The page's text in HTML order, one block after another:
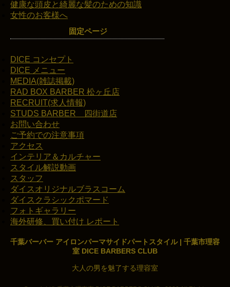
健康な頭皮と綺麗な髪のための知識
女性のお客様へ
固定ページ
DICE コンセプト
DICE メニュー
MEDIA(雑誌掲載)
RAD BOX BARBER 松ヶ丘店
RECRUIT(求人情報)
STUDS BARBER 四街道店
お問い合わせ
ご予約での注意事項
アクセス
インテリア＆カルチャー
スタイル解説動画
スタッフ
ダイスオリジナルブラスコーム
ダイスクラシックポマード
フォトギャラリー
海外研修、買い付け レポート
千葉バーバー アイロンパーマサイドパートスタイル | 千葉市理容
室 DICE BARBERS CLUB
大人の男を魅了する理容室